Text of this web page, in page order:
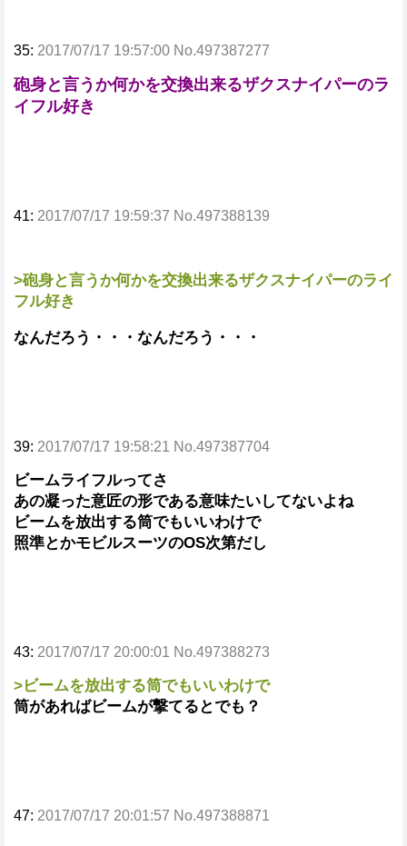
35: 2017/07/17 19:57:00 No.497387277
砲身と言うか何かを交換出来るザクスナイパーのラ
イフル好き
41: 2017/07/17 19:59:37 No.497388139
>砲身と言うか何かを交換出来るザクスナイパーのライ
フル好き
なんだろう・・・なんだろう・・・
39: 2017/07/17 19:58:21 No.497387704
ビームライフルってさ
あの凝った意匠の形である意味たいしてないよね
ビームを放出する筒でもいいわけで
照準とかモビルスーツのOS次第だし
43: 2017/07/17 20:00:01 No.497388273
>ビームを放出する筒でもいいわけで
筒があればビームが撃てるとでも？
47: 2017/07/17 20:01:57 No.497388871